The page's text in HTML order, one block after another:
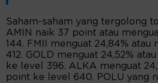
Saham-saham yang tergolong
AMIN naik 37 point atau
144. FMII menguat 24,84% atau
412. GOLD menguat 24,52%
ke level 396. ALKA menguat
point ke level 640. POLU yang